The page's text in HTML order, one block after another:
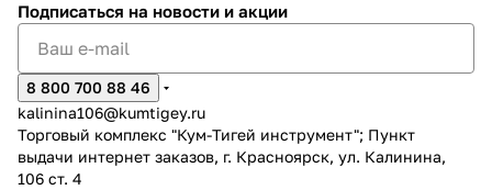
Подписаться на новости и акции
8 800 700 88 46
kalinina106@kumtigey.ru
Торговый комплекс "Кум-Тигей инструмент"; Пункт
выдачи интернет заказов, г. Красноярск, ул. Калинина,
106 ст. 4
раз в 2 недели